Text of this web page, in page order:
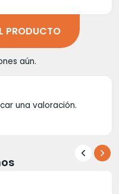
PRODUCTO
aún.
una valoración.